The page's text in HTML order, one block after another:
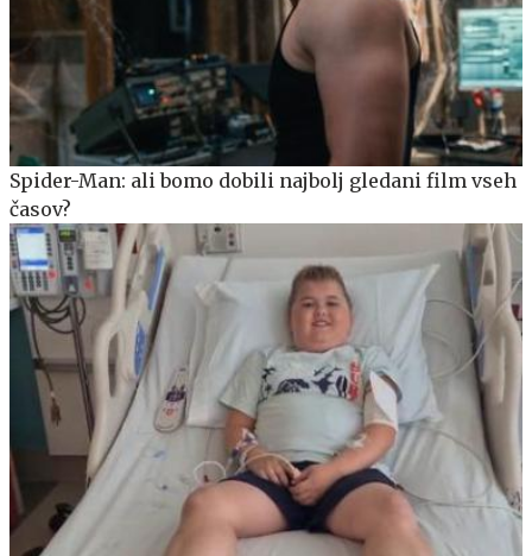
Spider-Man: ali bomo dobili najbolj gledani film vseh
časov?